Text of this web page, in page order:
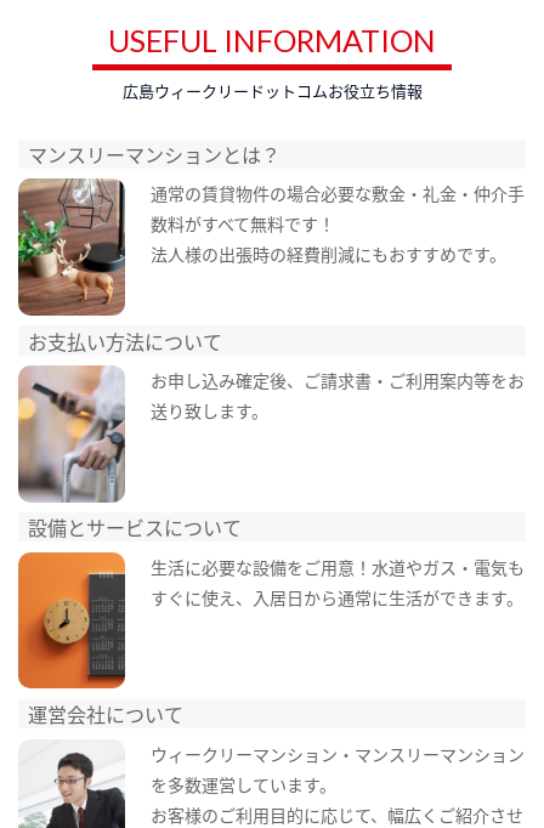
USEFUL INFORMATION
広島ウィークリードットコムお役立ち情報
マンスリーマンションとは？
通常の賃貸物件の場合必要な敷金・礼金・仲介手
数料がすべて無料です！
法人様の出張時の経費削減にもおすすめです。
お支払い方法について
お申し込み確定後、ご請求書・ご利用案内等をお
送り致します。
設備とサービスについて
生活に必要な設備をご用意！水道やガス・電気も
すぐに使え、入居日から通常に生活ができます。
運営会社について
ウィークリーマンション・マンスリーマンション
を多数運営しています。
お客様のご利用目的に応じて、幅広くご紹介させ